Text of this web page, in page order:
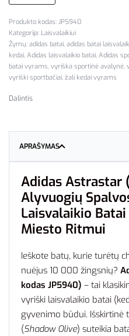
JP5940
Kategorija: Laisvalaikiui
Žymų: adidas batai, adidas batai
kedai, Adidas laisvalaikio batai, Adidas
batai vyrams, vyriška sportinė avalynė,
vyriški sportbačiai, žali kedai vyrams
Dalintis
APRAŠYMAS
Adidas Astrastar
Alyvuogių
Laisvalaikio
Miesto Ritmui
Ieškote batų, kurie turėtų
nuėjus 10 000 žingsnių?
kodas JP5940) – tai
vyriški laisvalaikio batai
gyvenimo būdui. Išskirtinė
(Shadow Olive) suteikia